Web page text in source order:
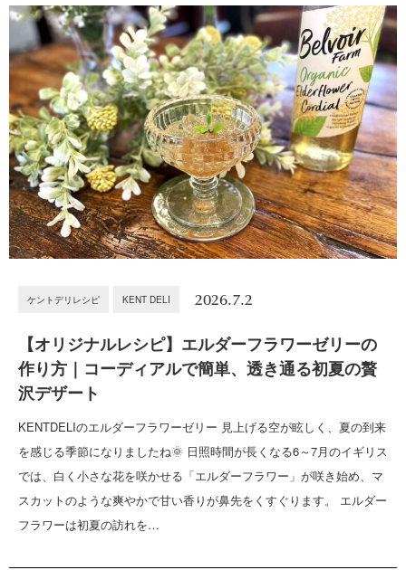
ケントデリレシピ KENT DELI 2026.7.2
【オリジナルレシピ】エルダーフラワーゼリーの
作り方｜コーディアルで簡単、透き通る初夏の贅
沢デザート
KENTDELIのエルダーフラワーゼリー 見上げる空が眩しく、夏の到来
を感じる季節になりましたね🌞 日照時間が長くなる6～7月のイギリス
では、白く小さな花を咲かせる「エルダーフラワー」が咲き始め、マ
スカットのような爽やかで甘い香りが鼻先をくすぐります。 エルダー
フラワーは初夏の訪れを…